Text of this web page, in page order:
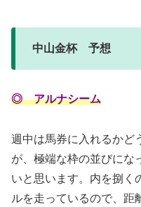
中山金杯 予想
◎ アルナシーム
週中は馬券に入れるかど
が、極端な枠の並びにな
いと思います。内を捌く
ルを走っているので、距